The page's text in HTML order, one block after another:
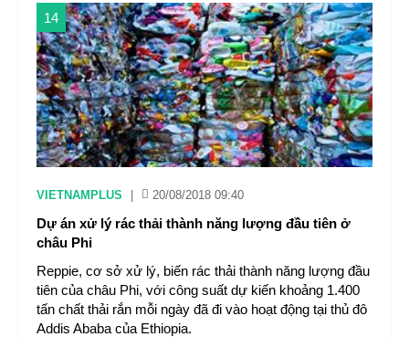
14
VIETNAMPLUS 20/08/2018 09:40
Dự án xử lý rác thải thành năng lượng đầu tiên ở
châu Phi
Reppie, cơ sở xử lý, biến rác thải thành năng lượng đầu
tiên của châu Phi, với công suất dự kiến khoảng 1.400
tấn chất thải rắn mỗi ngày đã đi vào hoạt động tại thủ đô
Addis Ababa của Ethiopia.